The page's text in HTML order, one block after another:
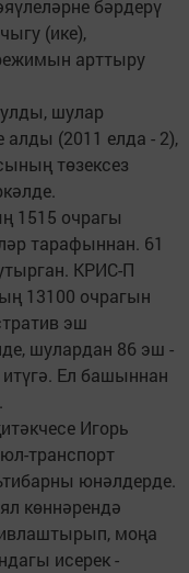
бәрдерү
(ике),
арттыру
шулар
алды (2011 елда - 2),
төзексез
1515 очрагы
тарафыннан. 61
КРИС-П
13100 очрагын
эш
шулардан 86 эш -
Ел башыннан
Игорь
транспорт
юнәлдерде.
көннәрендә
моңа
исерек -